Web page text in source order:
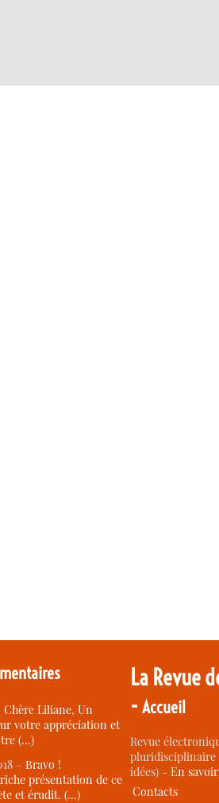
Chère Liliane, Un
votre appréciation et
(…)
–Bravo !
présentation de ce
et érudit. (…)
La Revue
-Accueil
Revue
idées) -En
Contacts